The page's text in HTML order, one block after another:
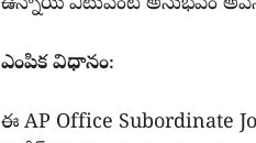
ఎంపిక విధానం:
ఈ AP Office Subordinate